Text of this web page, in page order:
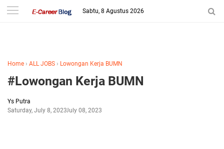
-->
Sabtu, 8 Agustus 2026
Home › ALL JOBS › Lowongan Kerja BUMN
#Lowongan Kerja BUMN
Ys Putra
Saturday, July 8, 2023July 08, 2023